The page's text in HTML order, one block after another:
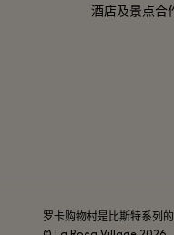
酒店及景点合
罗卡购物村是比斯特系列